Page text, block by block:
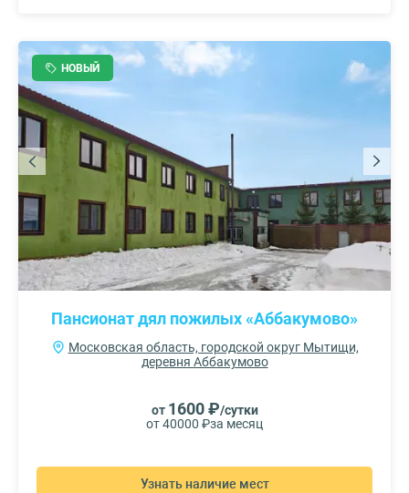
НОВЫЙ
Пансионат дял пожилых «Аббакумово»
Московская область, городской округ Мытищи,
деревня Аббакумово
от 1600 ₽/сутки
от 40000 ₽за месяц
Узнать наличие мест